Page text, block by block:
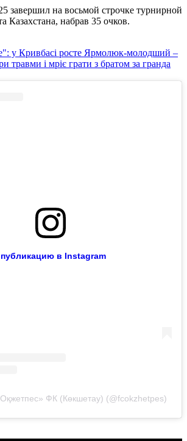
завершил на восьмой строчке турнирной
Казахстана, набрав 35 очков.
у Кривбасі росте Ярмолюк-молодший –
травми і мріє грати з братом за гранда
в Instagram
ФК (Көкшетау) (@fcokzhetpes)